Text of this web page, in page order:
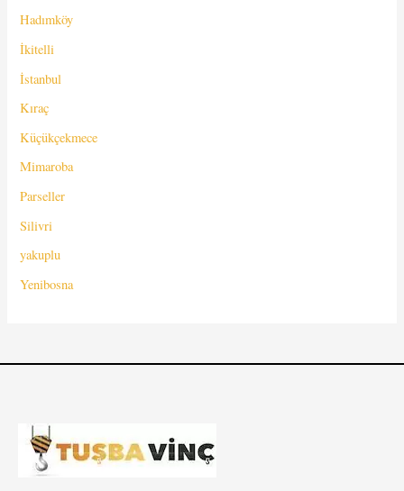
Hadımköy
İkitelli
İstanbul
Kıraç
Küçükçekmece
Mimaroba
Parseller
Silivri
yakuplu
Yenibosna